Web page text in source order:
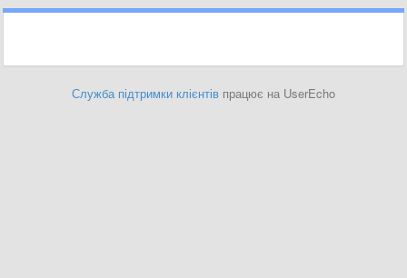
Служба підтримки клієнтів працює на UserEcho